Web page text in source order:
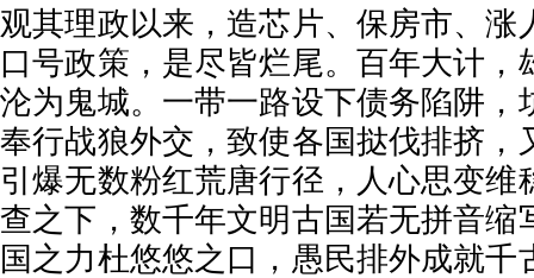
观其理政以来，造芯片、保房市、涨
口号政策，是尽皆烂尾。百年大计，
沦为鬼城。一带一路设下债务陷阱，
奉行战狼外交，致使各国挞伐排挤，
引爆无数粉红荒唐行径，人心思变维
查之下，数千年文明古国若无拼音缩
国之力杜悠悠之口，愚民排外成就千